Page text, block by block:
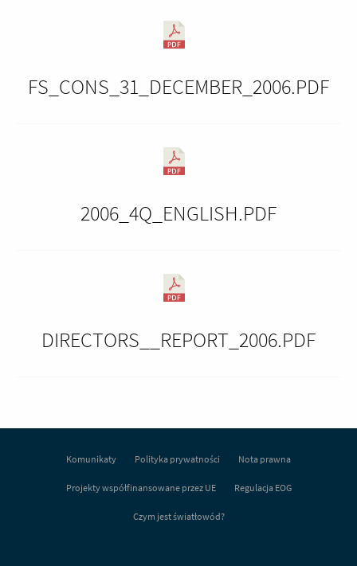
FS_CONS_31_DECEMBER_2006.PDF
2006_4Q_ENGLISH.PDF
DIRECTORS__REPORT_2006.PDF
Komunikaty Polityka prywatności Nota prawna
Projekty współfinansowane przez UE Regulacja EOG
Czym jest światłowód?